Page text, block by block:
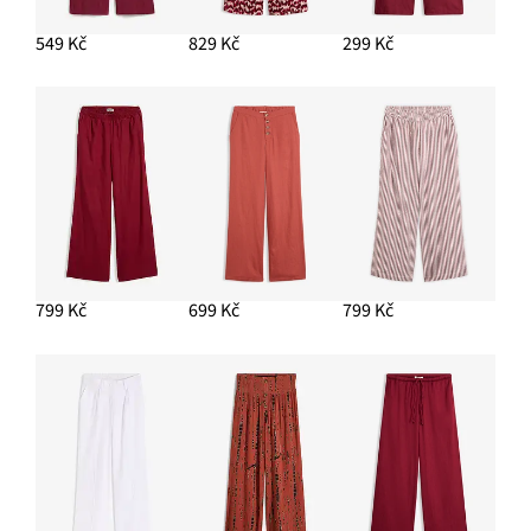
349 Kč
PŘIDAT DO KOŠÍKU
549 Kč 829 Kč 299 Kč
799 Kč 699 Kč 799 Kč